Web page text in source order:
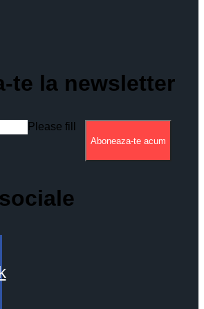
te la newsletter
Please fill
Aboneaza-te acum